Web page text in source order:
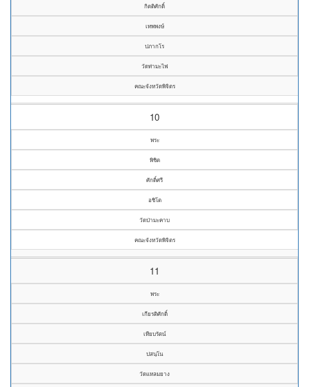
กิตติศักดิ์
เทพพงษ์
ปภากโร
วัดท่ามะไฟ
คณะจังหวัดพิจิตร
10
พระ
พิชิต
ศักดิ์ศรี
อชิโต
วัดป่ามะคาบ
คณะจังหวัดพิจิตร
11
พระ
เกียรติศักดิ์
เทียบรัตน์
ปสนฺโน
วัดแหลมยาง